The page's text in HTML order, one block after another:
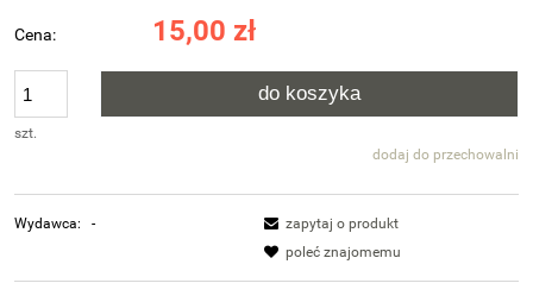
Cena: 15,00 zł
szt.
do koszyka
dodaj do przechowalni
Wydawca: -
zapytaj o produkt
poleć znajomemu